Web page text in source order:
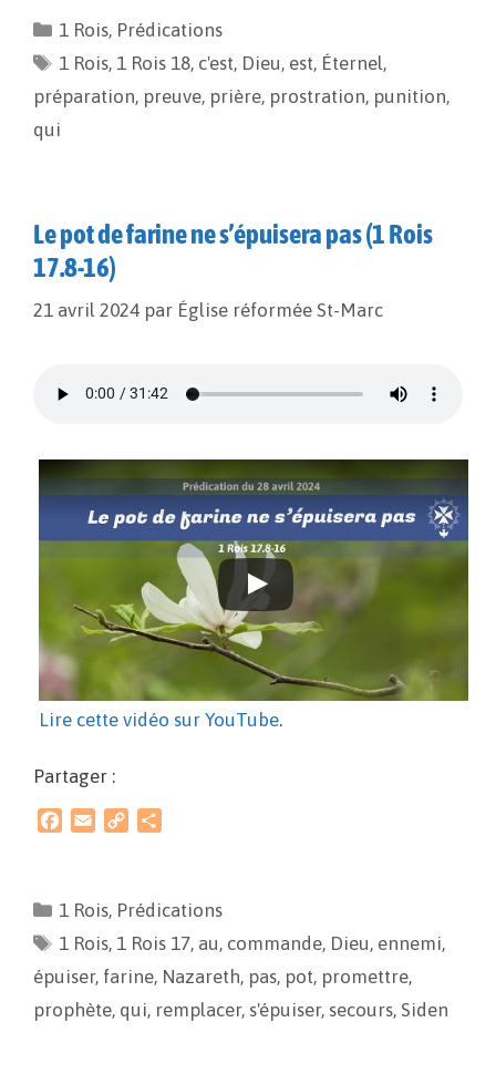
b
o
k
l
L
i
k
a
g
1 Rois, Prédications
1 Rois, 1 Rois 18, c'est, Dieu, est, Éternel,
préparation, preuve, prière, prostration, punition,
qui
Le pot de farine ne s’épuisera pas (1 Rois
17.8-16)
21 avril 2024 par Église réformée St-Marc
Lire cette vidéo sur YouTube.
Partager :
b
o
o
l
L
i
n
a
g
e
1 Rois, Prédications
1 Rois, 1 Rois 17, au, commande, Dieu, ennemi,
épuiser, farine, Nazareth, pas, pot, promettre,
prophète, qui, remplacer, s'épuiser, secours, Siden